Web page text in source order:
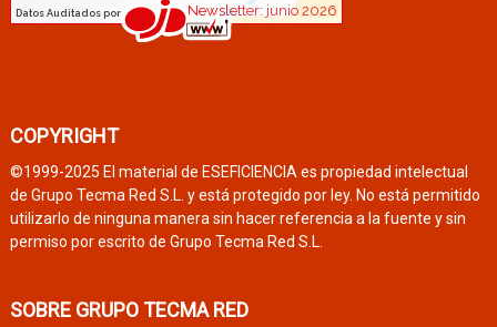
COPYRIGHT
©1999-2025 El material de ESEFICIENCIA es propiedad intelectual
de Grupo Tecma Red S.L. y está protegido por ley. No está permitido
utilizarlo de ninguna manera sin hacer referencia a la fuente y sin
permiso por escrito de Grupo Tecma Red S.L.
SOBRE GRUPO TECMA RED